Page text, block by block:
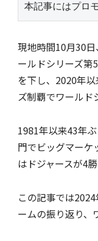
本記事にはプロ
現地時間10月30
ールドシリーズ第
を下し、2020年
ズ制覇でワールド
1981年以来43年
門でビッグマーケ
はドジャースが4
この記事では
ームの振り返り、